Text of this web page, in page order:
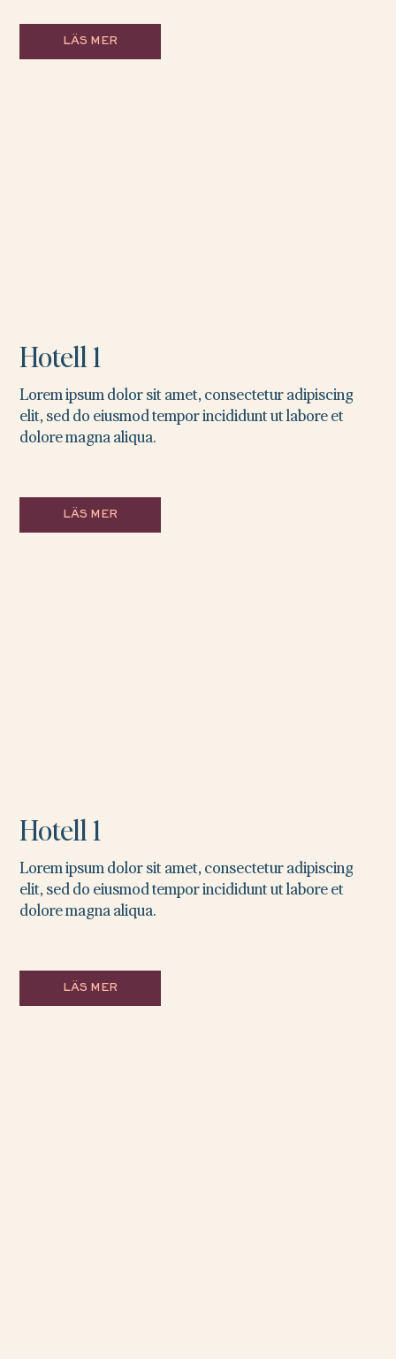
LÄS MER
LÄS MER
Hotell 1
Lorem ipsum dolor sit amet, consectetur adipiscing
elit, sed do eiusmod tempor incididunt ut labore et
dolore magna aliqua.
LÄS MER
Hotell 1
Lorem ipsum dolor sit amet, consectetur adipiscing
elit, sed do eiusmod tempor incididunt ut labore et
dolore magna aliqua.